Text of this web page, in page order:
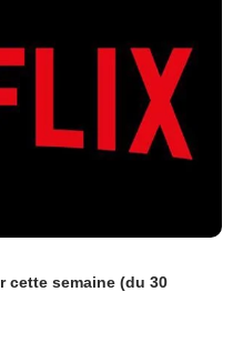
cette semaine (du 30